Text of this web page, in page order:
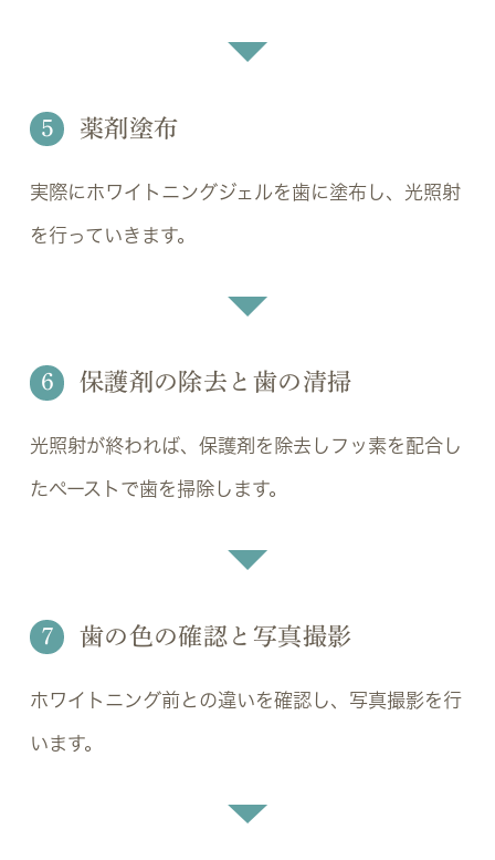
5 薬剤塗布
実際にホワイトニングジェルを歯に塗布し、光照射
を行っていきます。
6 保護剤の除去と歯の清掃
光照射が終われば、保護剤を除去しフッ素を配合し
たペーストで歯を掃除します。
7 歯の色の確認と写真撮影
ホワイトニング前との違いを確認し、写真撮影を行
います。